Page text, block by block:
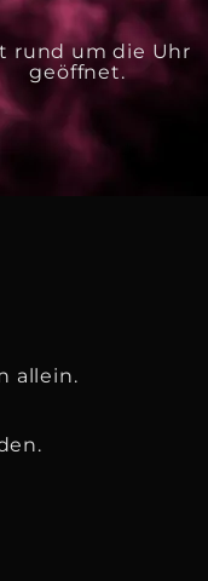
rund um die Uhr
geöffnet.
allein.